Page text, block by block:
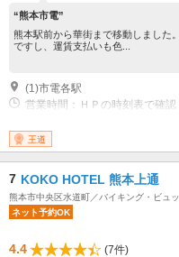
“熊本市電”
熊本駅前から華街まで移動しました
ですし、運賃支払いも色...
(1)市電各駅
営業時間：ＨＰの時刻表で確認
王道
7 KOKO HOTEL 熊本上通
熊本市中央区水道町／バイキング・ビュ
ネット予約OK
4.4 (7件)